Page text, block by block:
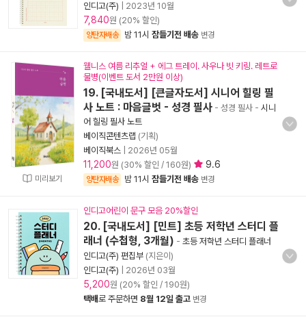
인디고(주)
2023년 10월
7,840원 (20% 할인)
양탄자배송 밤 11시 잠들기전 배송 변경
미리보기
웰니스 여름 리추얼 + 에그 트레이. 사우나 빗 키링. 레트로
물병(이벤트 도서 2만원 이상)
19. [국내도서] [큰글자도서] 시니어 힐링 필
사 노트 : 마음글벗 - 성경 필사 - 성경 필사 - 시니
어 힐링 필사 노트
베이직콘텐츠랩 (기획)
베이직북스
2026년 05월
11,200원 (30% 할인 / 160원) 9.6
양탄자배송 밤 11시 잠들기전 배송 변경
인디고어린이 문구 모음 20%할인
20. [국내도서] [민트] 초등 저학년 스터디 플
래너 (수첩형, 3개월) - 초등 저학년 스터디 플래너
인디고(주) 편집부 (지은이)
인디고(주)
2026년 03월
5,200원 (20% 할인 / 190원)
택배로 주문하면 8월 12일 출고 변경